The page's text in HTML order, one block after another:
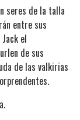
seres de la talla
entre sus
el
de sus
de las valkirias